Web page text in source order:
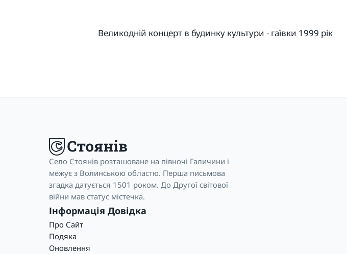
Великодній концерт в будинку культури - гаївки 1999 рік
Село Стоянів розташоване на півночі Галичини і
межує з Волинською областю. Перша письмова
згадка датується 1501 роком. До Другої світової
війни мав статус містечка.
Інформація Довідка
Про Сайт
Подяка
Оновлення